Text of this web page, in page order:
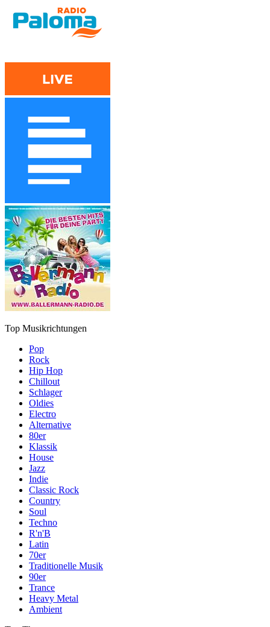
Top Musikrichtungen
Pop
Rock
Hip Hop
Chillout
Schlager
Oldies
Electro
Alternative
80er
Klassik
House
Jazz
Indie
Classic Rock
Country
Soul
Techno
R'n'B
Latin
70er
Traditionelle Musik
90er
Trance
Heavy Metal
Ambient